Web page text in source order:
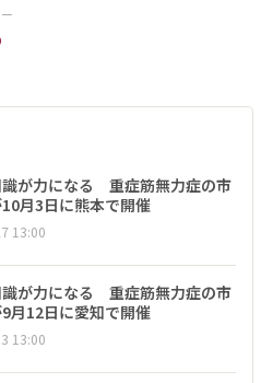
が力になる 重症筋無力症の市
月3日に熊本で開催
13:00
が力になる 重症筋無力症の市
月12日に愛知で開催
13:00